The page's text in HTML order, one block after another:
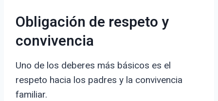
Obligación de respeto y
convivencia
Uno de los deberes más básicos es el
respeto hacia los padres y la convivencia
familiar.